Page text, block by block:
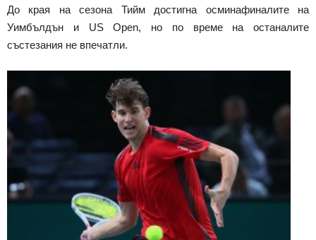
До края на сезона Тийм достигна осминафиналите на
Уимбълдън и US Open, но по време на останалите
състезания не впечатли.